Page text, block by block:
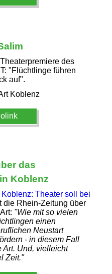
des
"Flüchtlinge führen
auf".
das
Koblenz
Koblenz: Theater soll bei
die Rhein-Zeitung über
"Wie mit so vielen
einen
Neustart
- in diesem Fall
Art. Und, vielleicht
Zeit."